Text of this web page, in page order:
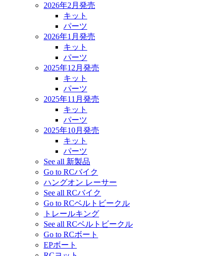
2026年2月発売
キット
パーツ
2026年1月発売
キット
パーツ
2025年12月発売
キット
パーツ
2025年11月発売
キット
パーツ
2025年10月発売
キット
パーツ
See all 新製品
Go to RCバイク
ハングオン レーサー
See all RCバイク
Go to RCベルトビークル
トレールキング
See all RCベルトビークル
Go to RCボート
EPボート